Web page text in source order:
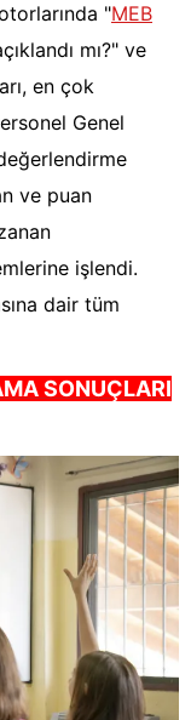
"MEB
mı?" ve
en çok
Genel
ve puan
işlendi.
dair tüm
SONUÇLARI